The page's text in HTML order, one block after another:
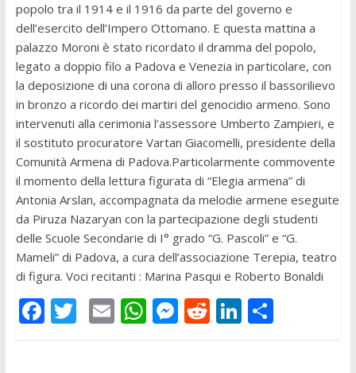
popolo tra il 1914 e il 1916 da parte del governo e
dell’esercito dell’Impero Ottomano. E questa mattina a
palazzo Moroni è stato ricordato il dramma del popolo,
legato a doppio filo a Padova e Venezia in particolare, con
la deposizione di una corona di alloro presso il bassorilievo
in bronzo a ricordo dei martiri del genocidio armeno. Sono
intervenuti alla cerimonia l’assessore Umberto Zampieri, e
il sostituto procuratore Vartan Giacomelli, presidente della
Comunità Armena di Padova.Particolarmente commovente
il momento della lettura figurata di “Elegia armena” di
Antonia Arslan, accompagnata da melodie armene eseguite
da Piruza Nazaryan con la partecipazione degli studenti
delle Scuole Secondarie di I° grado “G. Pascoli” e “G.
Mameli” di Padova, a cura dell’associazione Terepia, teatro
di figura. Voci recitanti : Marina Pasqui e Roberto Bonaldi
F T E W M R Li C